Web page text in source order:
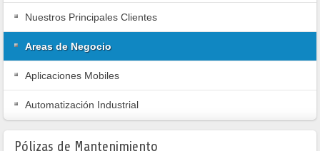
Nuestros Principales Clientes
Areas de Negocio
Aplicaciones Mobiles
Automatización Industrial
Pólizas de Mantenimiento